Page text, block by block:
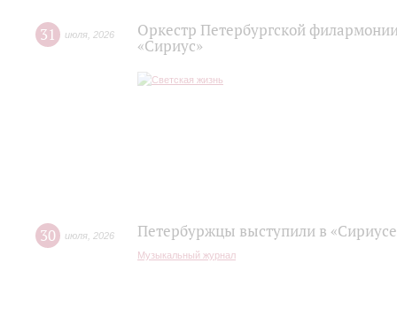
31 июля 2026
Оркестр Петербургской
«Сириус»
30 июля 2026 Петербуржцы выступили в
Музыкальный журнал